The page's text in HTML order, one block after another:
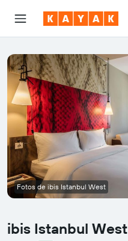
ibis Istanbul West
Fotos de ibis Istanbul West